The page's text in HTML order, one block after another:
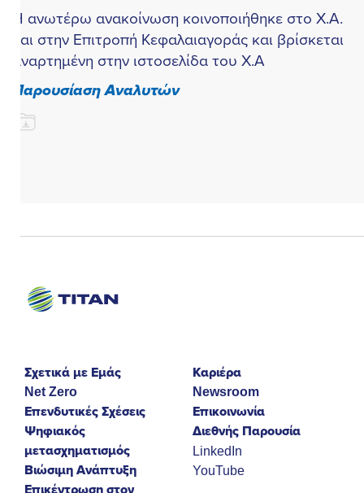
ανωτέρω ανακοίνωση κοινοποιήθηκε στο Χ.Α.
στην Επιτροπή Κεφαλαιαγοράς και βρίσκεται
στην ιστοσελίδα του Χ.Α
Αναλυτών
Σχετικά με Εμάς
Net Zero
Επενδυτικές Σχέσεις
Ψηφιακός
μετασχηματισμός
Βιώσιμη Ανάπτυξη
Καριέρα
Newsroom
Επικοινωνία
Διεθνής Παρουσία
LinkedIn
YouTube